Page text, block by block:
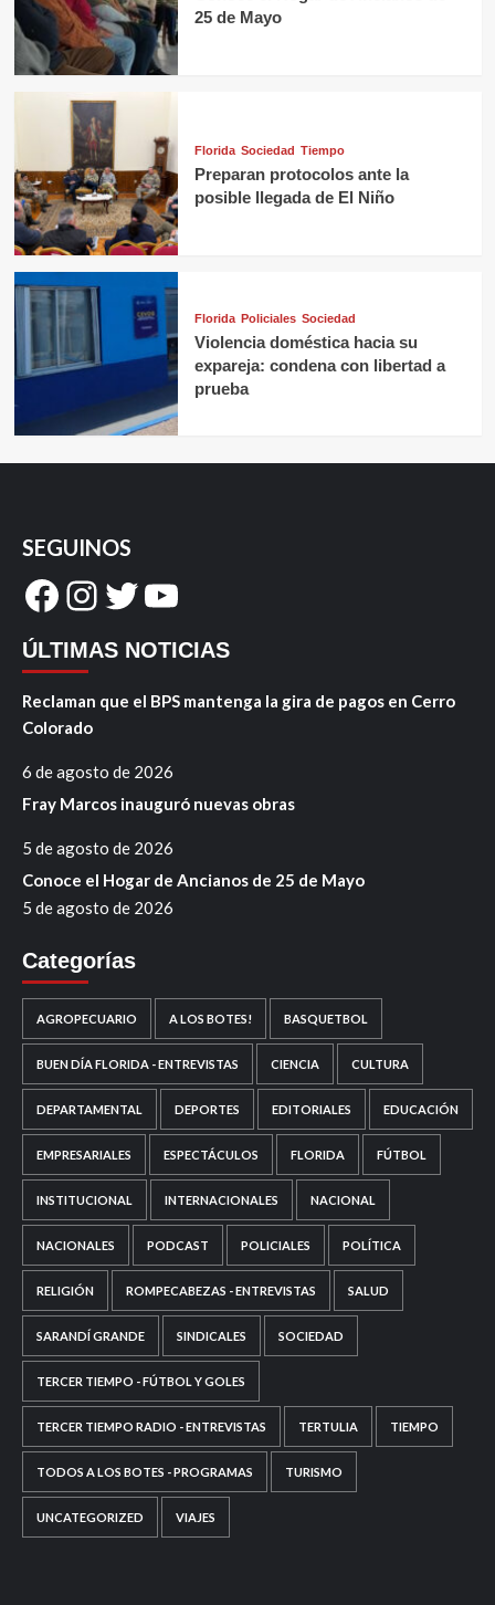
25 de Mayo
Florida Sociedad Tiempo
Preparan protocolos ante la
posible llegada de El Niño
Florida Policiales Sociedad
Violencia doméstica hacia su
expareja: condena con libertad a
prueba
SEGUINOS
Facebook
Instagram
Twitter
YouTube
ÚLTIMAS NOTICIAS
Reclaman que el BPS mantenga la gira de pagos en Cerro
Colorado
6 de agosto de 2026
Fray Marcos inauguró nuevas obras
5 de agosto de 2026
Conoce el Hogar de Ancianos de 25 de Mayo
5 de agosto de 2026
Categorías
AGROPECUARIO A LOS BOTES! BASQUETBOL
BUEN DÍA FLORIDA - ENTREVISTAS CIENCIA CULTURA
DEPARTAMENTAL DEPORTES EDITORIALES EDUCACIÓN
EMPRESARIALES ESPECTÁCULOS FLORIDA FÚTBOL
INSTITUCIONAL INTERNACIONALES NACIONAL
NACIONALES PODCAST POLICIALES POLÍTICA
RELIGIÓN ROMPECABEZAS - ENTREVISTAS SALUD
SARANDÍ GRANDE SINDICALES SOCIEDAD
TERCER TIEMPO - FÚTBOL Y GOLES
TERCER TIEMPO RADIO - ENTREVISTAS TERTULIA TIEMPO
TODOS A LOS BOTES - PROGRAMAS TURISMO
UNCATEGORIZED VIAJES